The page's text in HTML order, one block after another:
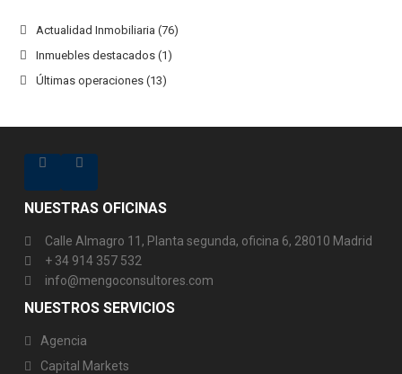
Actualidad Inmobiliaria (76)
Inmuebles destacados (1)
Últimas operaciones (13)
NUESTRAS OFICINAS
Calle Almagro 11, Planta segunda, oficina 6, 28010 Madrid
+ 34 914 357 532
info@mengoconsultores.com
NUESTROS SERVICIOS
Agencia
Capital Markets